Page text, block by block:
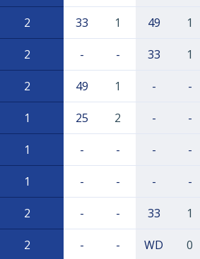
2 33 1 49 1
2 - - 33 1
2 49 1 - -
1 25 2 - -
1 - - - -
1 - - - -
2 - - 33 1
2 - - WD 0